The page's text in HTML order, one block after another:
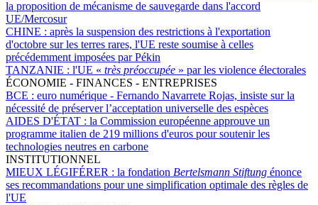
la proposition de mécanisme de sauvegarde dans l'accord
UE/Mercosur
CHINE : après la suspension des restrictions à l'exportation
d'octobre sur les terres rares, l'UE reste soumise à celles
précédemment imposées par Pékin
TANZANIE : l'UE « très préoccupée » par les violence électorales
ÉCONOMIE - FINANCES - ENTREPRISES
BCE : euro numérique - Fernando Navarrete Rojas, insiste sur la
nécessité de préserver l’acceptation universelle des espèces
AIDES D'ÉTAT : la Commission européenne approuve un
programme italien de 219 millions d'euros pour soutenir les
technologies neutres en carbone
INSTITUTIONNEL
MIEUX LÉGIFÉRER : la fondation Bertelsmann Stiftung énonce
ses recommandations pour une simplification optimale des règles de
l'UE